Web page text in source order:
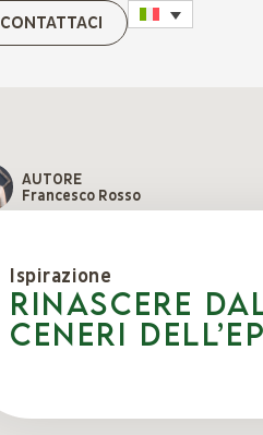
CONTATTACI
AUTORE
Francesco Rosso
Ispirazione
Rinascere
ceneri